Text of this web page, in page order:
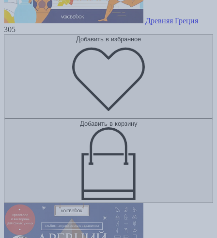
Древняя Греция
305
Добавить в избранное
Добавить в корзину